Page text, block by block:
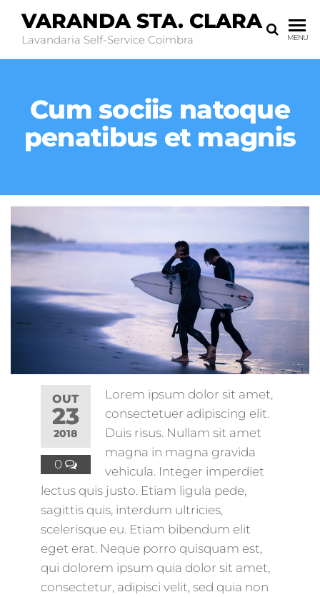
VARANDA STA. CLARA
Lavandaria Self-Service Coimbra MENU
Cum sociis natoque
penatibus et magnis
OUT
23
2018
0
Lorem ipsum dolor sit amet,
consectetuer adipiscing elit.
Duis risus. Nullam sit amet
magna in magna gravida
vehicula. Integer imperdiet
lectus quis justo. Etiam ligula pede,
sagittis quis, interdum ultricies,
scelerisque eu. Etiam bibendum elit
eget erat. Neque porro quisquam est,
qui dolorem ipsum quia dolor sit amet,
consectetur, adipisci velit, sed quia non